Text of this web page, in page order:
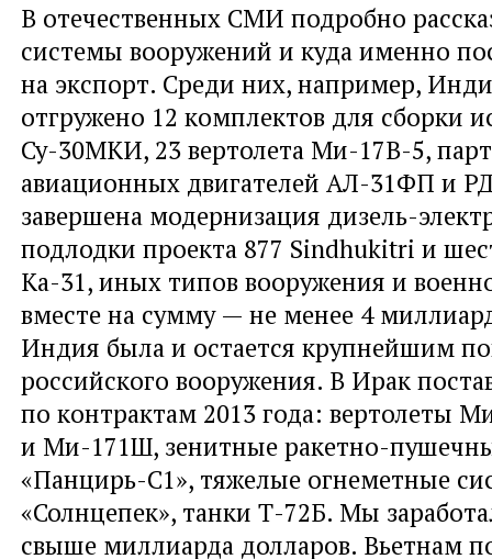
В отечественных СМИ подробно
системы вооружений и куда именно
на экспорт. Среди них, например,
отгружено 12 комплектов для сборки
Су-30МКИ, 23 вертолета Ми-17В-5,
авиационных двигателей АЛ-31ФП и
завершена модернизация дизель-
подлодки проекта 877 Sindhukitri и
Ка-31, иных типов вооружения и
вместе на сумму — не менее 4
Индия была и остается крупнейшим
российского вооружения. В Ирак
по контрактам 2013 года: вертолеты
и Ми-171Ш, зенитные ракетно-
«Панцирь-С1», тяжелые огнеметные
«Солнцепек», танки Т-72Б. Мы
свыше миллиарда долларов. Вьетнам